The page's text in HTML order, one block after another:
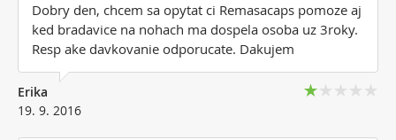
Dobry den, chcem sa opytat ci Remasacaps pomoze aj
ked bradavice na nohach ma dospela osoba uz 3roky.
Resp ake davkovanie odporucate. Dakujem
Erika
19. 9. 2016